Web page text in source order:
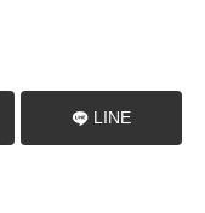
LINE